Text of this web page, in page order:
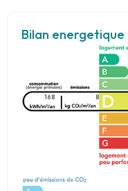
Bilan energetique
168 8